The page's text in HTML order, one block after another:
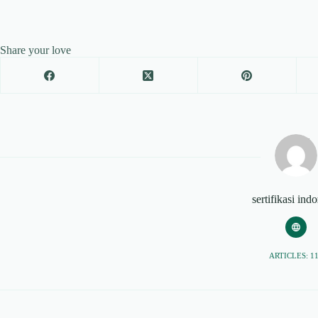
Share your love
sertifikasi
ARTICLES: